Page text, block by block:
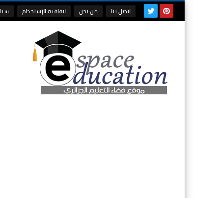
اتصل بنا من نحن اتفاقية الإستخدام